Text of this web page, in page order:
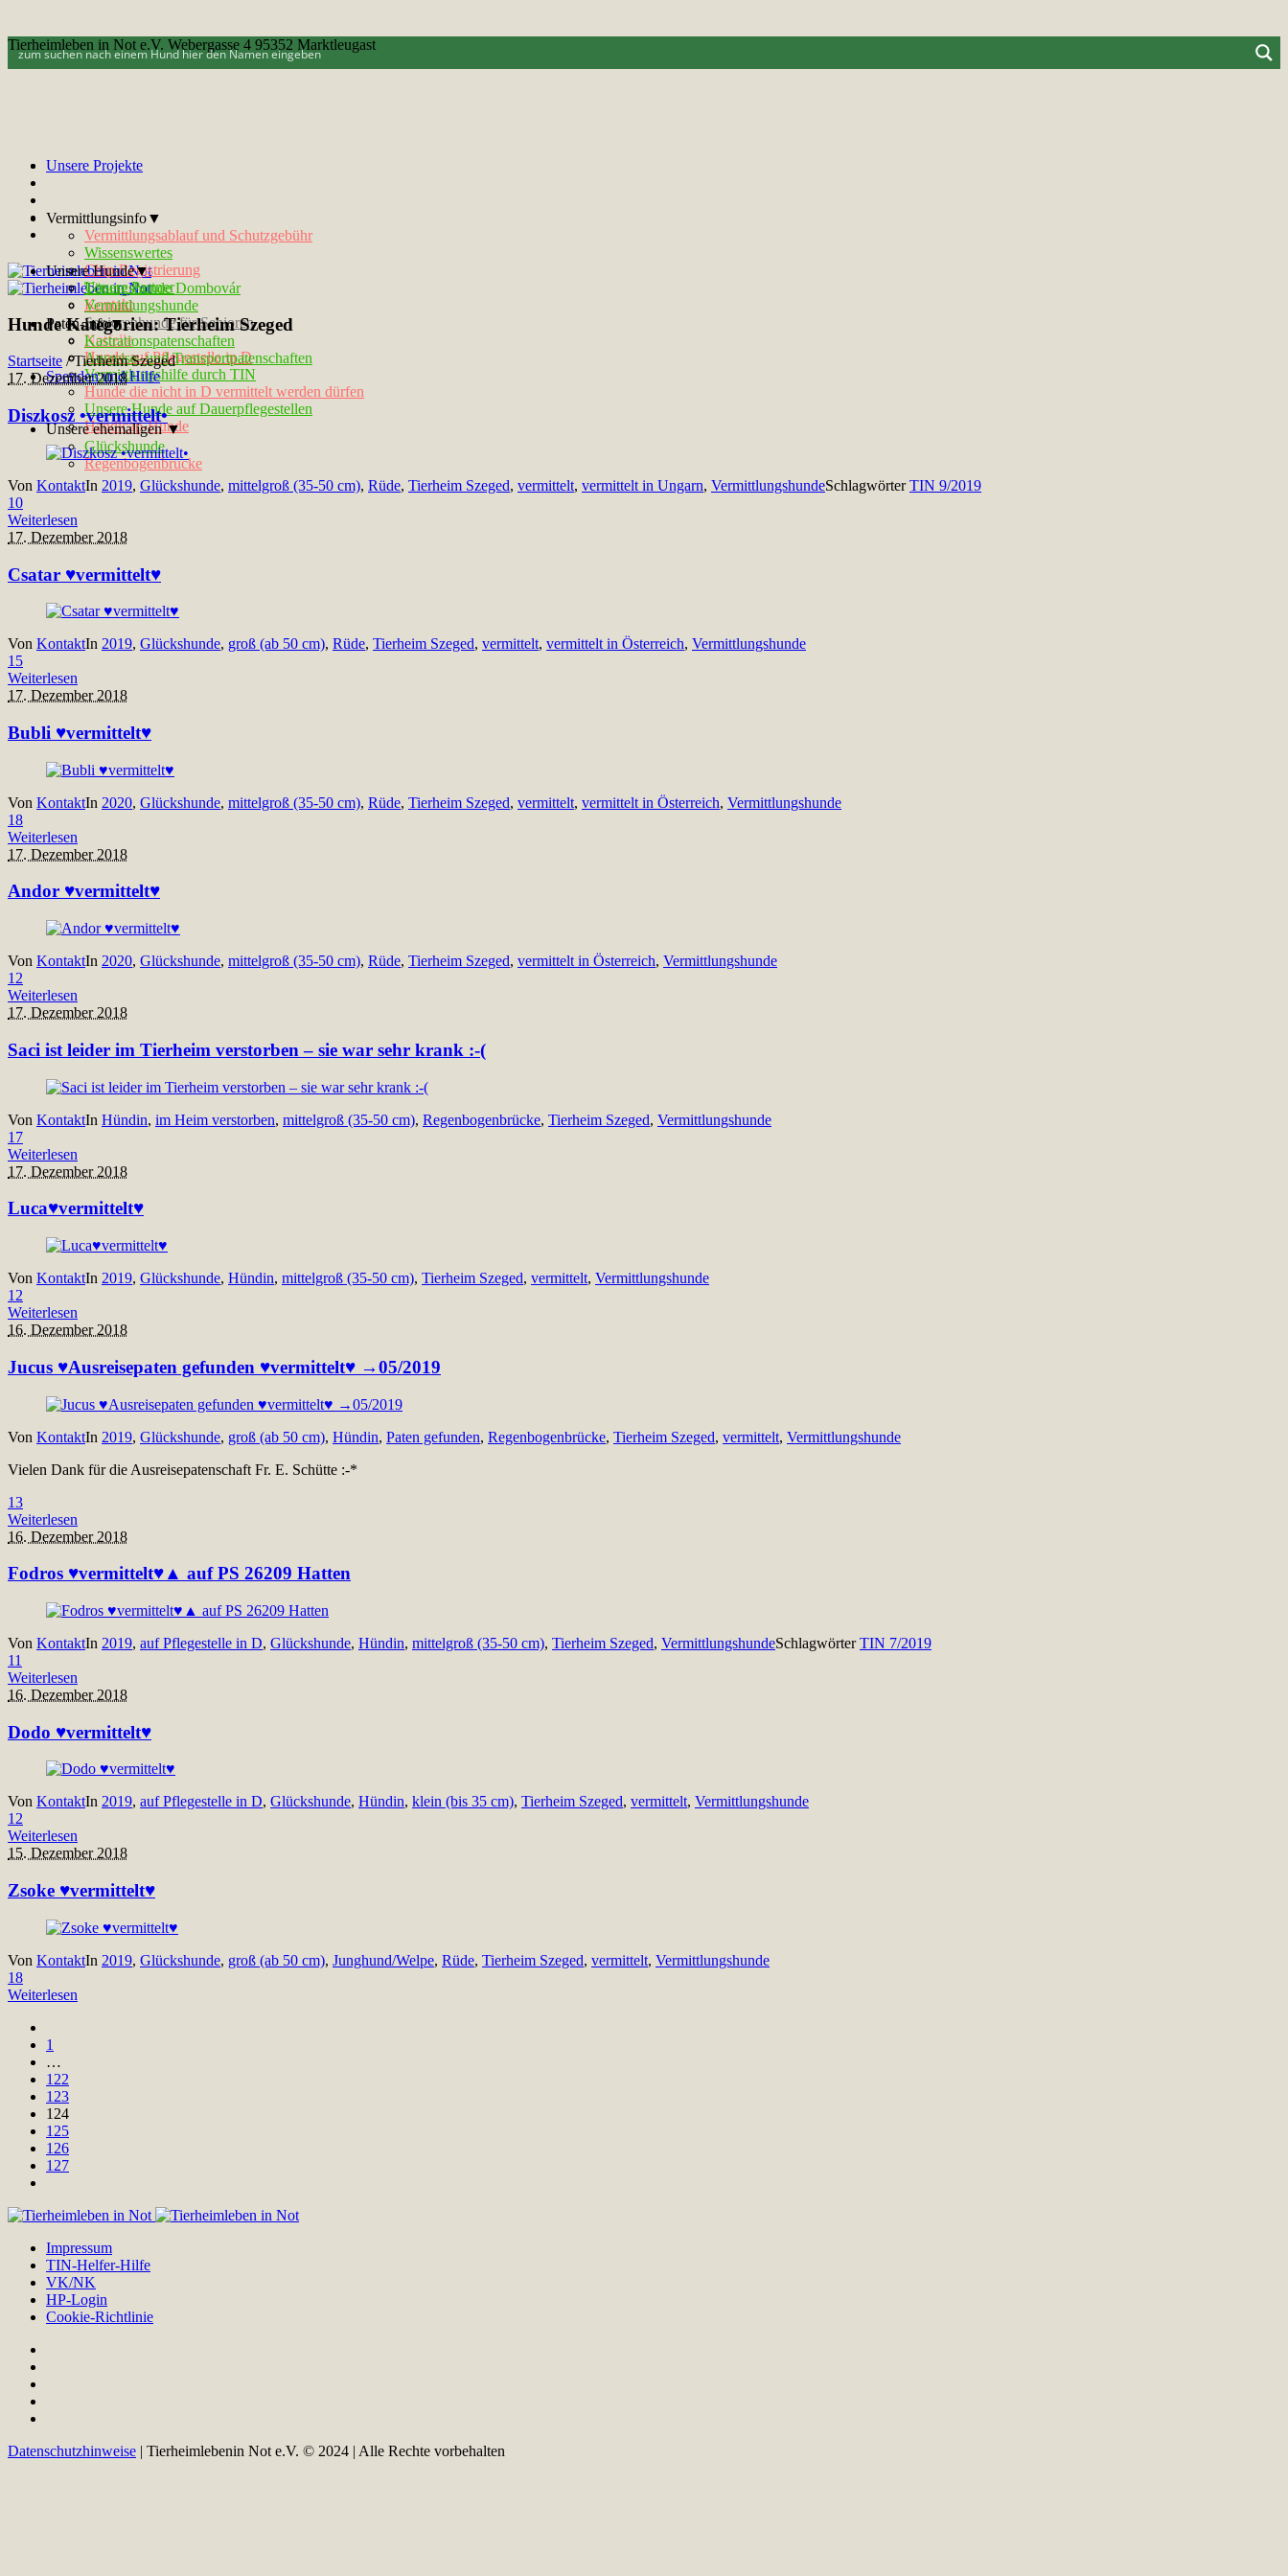
Tierheimleben in Not e.V. Webergasse 4 95352 Marktleugast
Unsere Projekte
Vermittlungsinfo▼
Vermittlungsablauf und Schutzgebühr
Wissenswertes
Chip-Registrierung
Unsere Partner
Kontakt
Unsere Hunde▼
Tötungshunde Dombovár
Vermittlungshunde
Seniorenhunde für Senioren
Notfelle
Hunde auf Pflegestelle in D
Vermittlungshilfe durch TIN
Hunde die nicht in D vermittelt werden dürfen
Unsere Hunde auf Dauerpflegestellen
Handicap-Hunde
Paten-Info▼
Kastrationspatenschaften
Ausreise- und Transportpatenschaften
Spenden und Hilfe
Unsere ehemaligen ▼
Glückshunde
Regenbogenbrücke
Hunde Kategorien:Tierheim Szeged
Startseite /Tierheim Szeged
17. Dezember 2018
Diszkosz •vermittelt•
Von KontaktIn 2019, Glückshunde, mittelgroß (35-50 cm), Rüde, Tierheim Szeged, vermittelt, vermittelt in Ungarn, VermittlungshundeSchlagwörterTIN 9/2019
10
Weiterlesen
17. Dezember 2018
Csatar ♥vermittelt♥
Von KontaktIn 2019, Glückshunde, groß (ab 50 cm), Rüde, Tierheim Szeged, vermittelt, vermittelt in Österreich, Vermittlungshunde
15
Weiterlesen
17. Dezember 2018
Bubli ♥vermittelt♥
Von KontaktIn 2020, Glückshunde, mittelgroß (35-50 cm), Rüde, Tierheim Szeged, vermittelt, vermittelt in Österreich, Vermittlungshunde
18
Weiterlesen
17. Dezember 2018
Andor ♥vermittelt♥
Von KontaktIn 2020, Glückshunde, mittelgroß (35-50 cm), Rüde, Tierheim Szeged, vermittelt in Österreich, Vermittlungshunde
12
Weiterlesen
17. Dezember 2018
Saci ist leider im Tierheim verstorben – sie war sehr krank :-(
Von KontaktIn Hündin, im Heim verstorben, mittelgroß (35-50 cm), Regenbogenbrücke, Tierheim Szeged, Vermittlungshunde
17
Weiterlesen
17. Dezember 2018
Luca♥vermittelt♥
Von KontaktIn 2019, Glückshunde, Hündin, mittelgroß (35-50 cm), Tierheim Szeged, vermittelt, Vermittlungshunde
12
Weiterlesen
16. Dezember 2018
Jucus ♥Ausreisepaten gefunden ♥vermittelt♥ →05/2019
Von KontaktIn 2019, Glückshunde, groß (ab 50 cm), Hündin, Paten gefunden, Regenbogenbrücke, Tierheim Szeged, vermittelt, Vermittlungshunde
Vielen Dank für die Ausreisepatenschaft Fr. E. Schütte :-*
13
Weiterlesen
16. Dezember 2018
Fodros ♥vermittelt♥▲ auf PS 26209 Hatten
Von KontaktIn 2019, auf Pflegestelle in D, Glückshunde, Hündin, mittelgroß (35-50 cm), Tierheim Szeged, VermittlungshundeSchlagwörterTIN 7/2019
11
Weiterlesen
16. Dezember 2018
Dodo ♥vermittelt♥
Von KontaktIn 2019, auf Pflegestelle in D, Glückshunde, Hündin, klein (bis 35 cm), Tierheim Szeged, vermittelt, Vermittlungshunde
12
Weiterlesen
15. Dezember 2018
Zsoke ♥vermittelt♥
Von KontaktIn 2019, Glückshunde, groß (ab 50 cm), Junghund/Welpe, Rüde, Tierheim Szeged, vermittelt, Vermittlungshunde
18
Weiterlesen
1
…
122
123
124
125
126
127
Impressum
TIN-Helfer-Hilfe
VK/NK
HP-Login
Cookie-Richtlinie
Datenschutzhinweise | Tierheimlebenin Not e.V. © 2024 | Alle Rechte vorbehalten